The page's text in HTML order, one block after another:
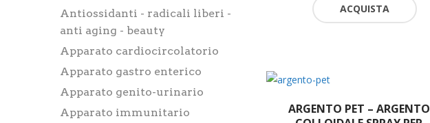
Antiossidanti - radicali liberi -
anti aging - beauty
Apparato cardiocircolatorio
Apparato gastro enterico
Apparato genito-urinario
Apparato immunitario
ACQUISTA
ARGENTO PET – ARGENTO